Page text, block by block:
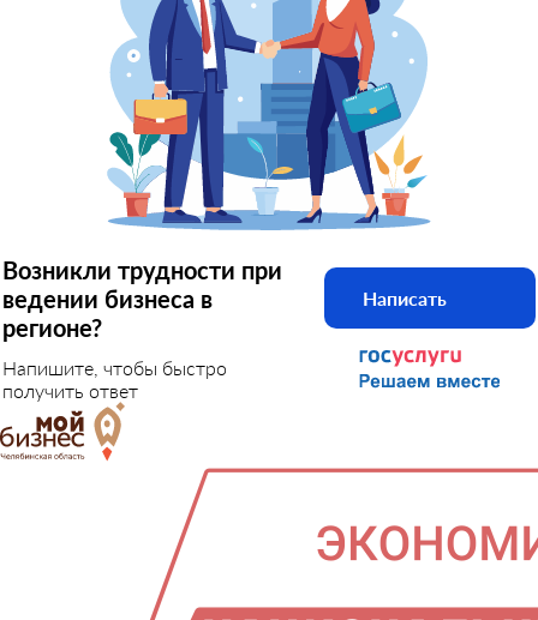
Возникли трудности при
ведении бизнеса в
регионе?
Напишите, чтобы быстро
получить ответ
Написать